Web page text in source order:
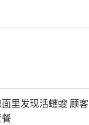
里发现活蠼螋 顾客